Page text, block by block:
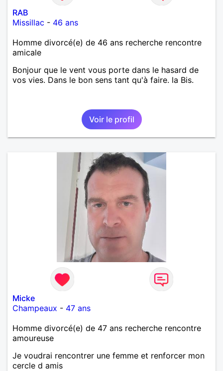
RAB
Missillac - 46 ans
Homme divorcé(e) de 46 ans recherche rencontre
amicale
Bonjour que le vent vous porte dans le hasard de
vos vies. Dans le bon sens tant qu'à faire. la Bis.
Voir le profil
Micke
Champeaux - 47 ans
Homme divorcé(e) de 47 ans recherche rencontre
amoureuse
Je voudrai rencontrer une femme et renforcer mon
cercle d amis